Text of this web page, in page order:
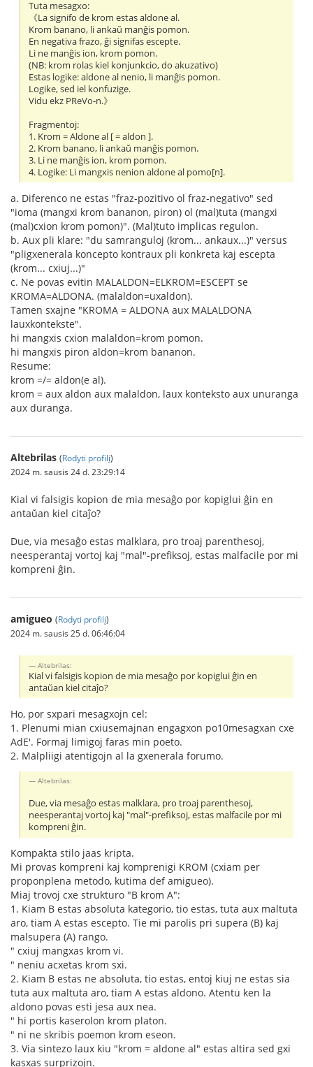
Tuta mesagxo:
《La signifo de krom estas aldone al.
Krom banano, li ankaŭ manĝis pomon.
En negativa frazo, ĝi signifas escepte.
Li ne manĝis ion, krom pomon.
(NB: krom rolas kiel konjunkcio, do akuzativo)
Estas logike: aldone al nenio, li manĝis pomon.
Logike, sed iel konfuzige.
Vidu ekz PReVo-n.》
Fragmentoj:
1. Krom = Aldone al [ = aldon ].
2. Krom banano, li ankaŭ manĝis pomon.
3. Li ne manĝis ion, krom pomon.
4. Logike: Li mangxis nenion aldone al pomo[n].
a. Diferenco ne estas "fraz-pozitivo ol fraz-negativo" sed
"ioma (mangxi krom bananon, piron) ol (mal)tuta (mangxi
(mal)cxion krom pomon)". (Mal)tuto implicas regulon.
b. Aux pli klare: "du samranguloj (krom... ankaux...)" versus
"pligxenerala koncepto kontraux pli konkreta kaj escepta
(krom... cxiuj...)"
c. Ne povas evitin MALALDON=ELKROM=ESCEPT se
KROMA=ALDONA. (malaldon=uxaldon).
Tamen sxajne "KROMA = ALDONA aux MALALDONA
lauxkontekste".
hi mangxis cxion malaldon=krom pomon.
hi mangxis piron aldon=krom bananon.
Resume:
krom =/= aldon(e al).
krom = aux aldon aux malaldon, laux konteksto aux unuranga
aux duranga.
Altebrilas (Rodyti profilį)
2024 m. sausis 24 d. 23:29:14
Kial vi falsigis kopion de mia mesaĝo por kopiglui ĝin en
antaŭan kiel citaĵo?
Due, via mesaĝo estas malklara, pro troaj parenthesoj,
neesperantaj vortoj kaj "mal"-prefiksoj, estas malfacile por mi
kompreni ĝin.
amigueo (Rodyti profilį)
2024 m. sausis 25 d. 06:46:04
Altebrilas:
Kial vi falsigis kopion de mia mesaĝo por kopiglui ĝin en
antaŭan kiel citaĵo?
Ho, por sxpari mesagxojn cel:
1. Plenumi mian cxiusemajnan engagxon po10mesagxan cxe
AdE'. Formaj limigoj faras min poeto.
2. Malpliigi atentigojn al la gxenerala forumo.
Altebrilas:
Due, via mesaĝo estas malklara, pro troaj parenthesoj,
neesperantaj vortoj kaj "mal"-prefiksoj, estas malfacile por mi
kompreni ĝin.
Kompakta stilo jaas kripta.
Mi provas kompreni kaj komprenigi KROM (cxiam per
proponplena metodo, kutima def amigueo).
Miaj trovoj cxe strukturo "B krom A":
1. Kiam B estas absoluta kategorio, tio estas, tuta aux maltuta
aro, tiam A estas escepto. Tie mi parolis pri supera (B) kaj
malsupera (A) rango.
" cxiuj mangxas krom vi.
" neniu acxetas krom sxi.
2. Kiam B estas ne absoluta, tio estas, entoj kiuj ne estas sia
tuta aux maltuta aro, tiam A estas aldono. Atentu ken la
aldono povas esti jesa aux nea.
" hi portis kaserolon krom platon.
" ni ne skribis poemon krom eseon.
3. Via sintezo laux kiu "krom = aldone al" estas altira sed gxi
kasxas surprizojn.